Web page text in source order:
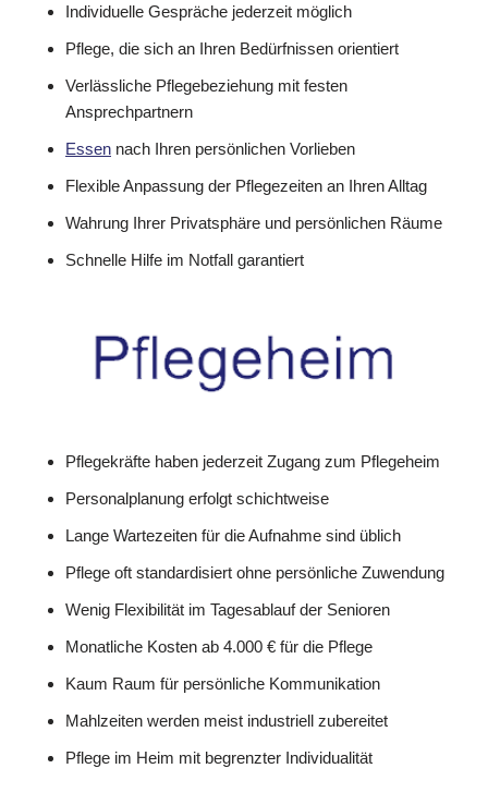
Individuelle Gespräche jederzeit möglich
Pflege, die sich an Ihren Bedürfnissen orientiert
Verlässliche Pflegebeziehung mit festen
Ansprechpartnern
Essen nach Ihren persönlichen Vorlieben
Flexible Anpassung der Pflegezeiten an Ihren Alltag
Wahrung Ihrer Privatsphäre und persönlichen Räume
Schnelle Hilfe im Notfall garantiert
Pflegekräfte haben jederzeit Zugang zum Pflegeheim
Personalplanung erfolgt schichtweise
Lange Wartezeiten für die Aufnahme sind üblich
Pflege oft standardisiert ohne persönliche Zuwendung
Wenig Flexibilität im Tagesablauf der Senioren
Monatliche Kosten ab 4.000 € für die Pflege
Kaum Raum für persönliche Kommunikation
Mahlzeiten werden meist industriell zubereitet
Pflege im Heim mit begrenzter Individualität